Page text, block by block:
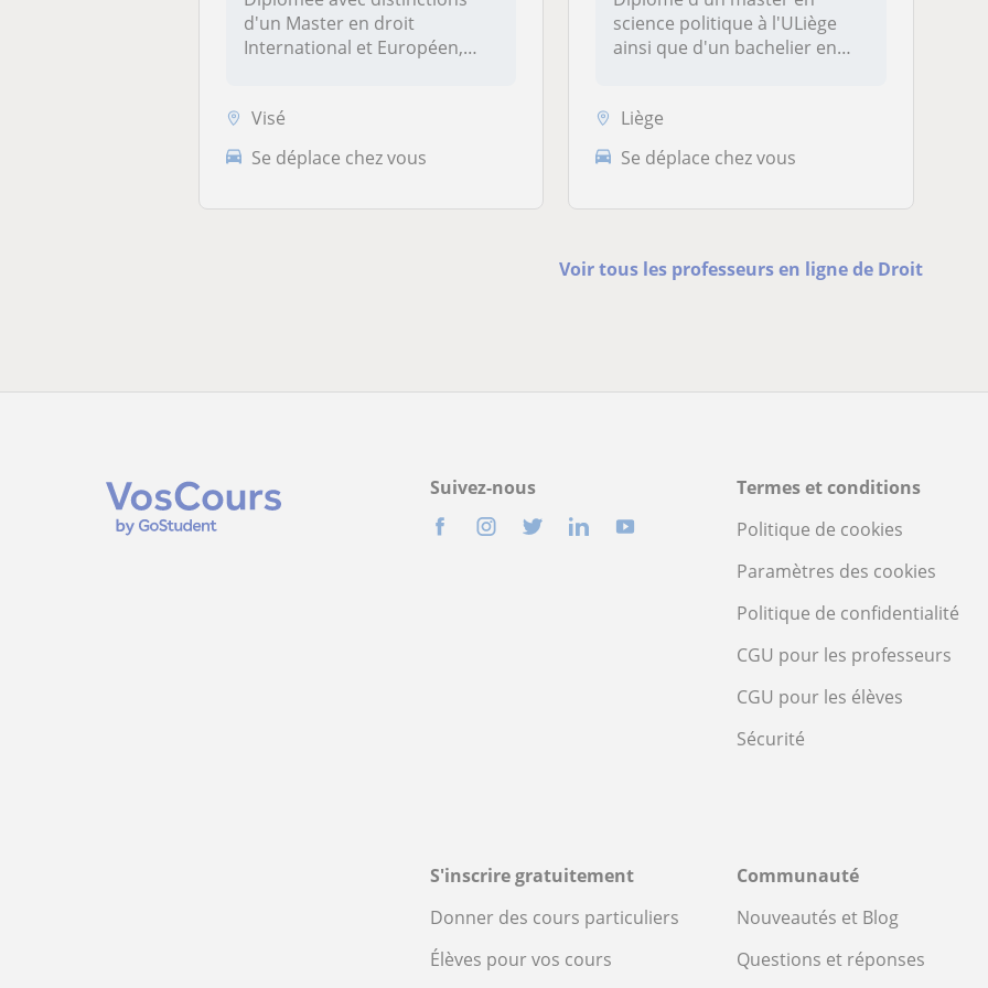
d'un Master en droit
International et Européen,
Visé
Se déplace chez vous
science politique à l'ULiège
ainsi que d'un bachelier en
Liège
Se déplace chez vous
Voir tous les professeurs en ligne de Droit
Suivez-nous
Termes et conditions
Politique de cookies
Paramètres des cookies
Politique de confidentialité
CGU pour les professeurs
CGU pour les élèves
Sécurité
S'inscrire gratuitement
Donner des cours particuliers
Élèves pour vos cours
Communauté
Nouveautés et Blog
Questions et réponses